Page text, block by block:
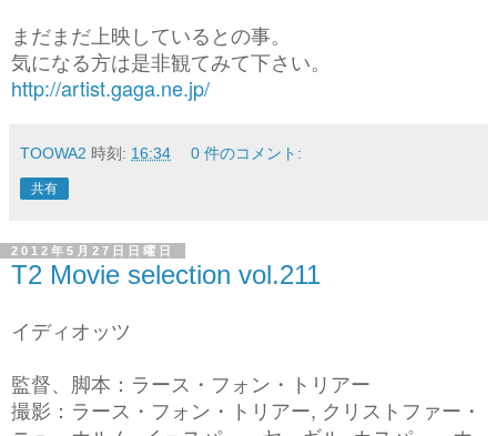
まだまだ上映しているとの事。
気になる方は是非観てみて下さい。
http://artist.gaga.ne.jp/
TOOWA2 時刻: 16:34 0 件のコメント:
共有
2012年5月27日日曜日
T2 Movie selection vol.211
イディオッツ
監督、脚本：ラース・フォン・トリアー
撮影：ラース・フォン・トリアー, クリストファー・